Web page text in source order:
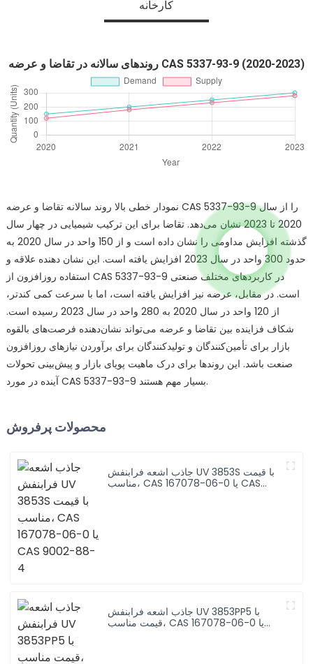
کارخانه
روندهای سالانه در تقاضا و عرضه CAS 5337-93-9 (2020-2023)
نمودار خطی بالا روند سالانه تقاضا و عرضه CAS 5337-93-9 را از سال
2020 تا 2023 نشان می‌دهد. تقاضا برای این ترکیب شیمیایی در چهار سال
گذشته افزایش مداومی را نشان داده است و از 150 واحد در سال 2020 به
حدود 300 واحد در سال 2023 افزایش یافته است. این نشان دهنده علاقه و
استفاده روزافزون از CAS 5337-93-9 در کاربردهای مختلف صنعتی
است. در مقابل، عرضه نیز افزایش یافته است، اما با سرعت کمی کندتر،
از 120 واحد در سال 2020 به 280 واحد در سال 2023 رسیده است.
شکاف فزاینده بین تقاضا و عرضه می‌تواند نشان‌دهنده فرصت‌های بالقوه
بازار برای تأمین‌کنندگان و تولیدکنندگان برای برآوردن نیازهای روزافزون
صنعت باشد. این روندها برای درک ماهیت پویای بازار و پیش‌بینی تحولات
آینده در مورد CAS 5337-93-9 بسیار مهم هستند.
محصولات پرفروش
جاذب اشعه فرابنفش UV 3853S با قیمت
مناسب، CAS 167078-06-0 یا CAS
جاذب اشعه فرابنفش UV 3853PP5 با
قیمت مناسب، CAS 167078-06-0 یا